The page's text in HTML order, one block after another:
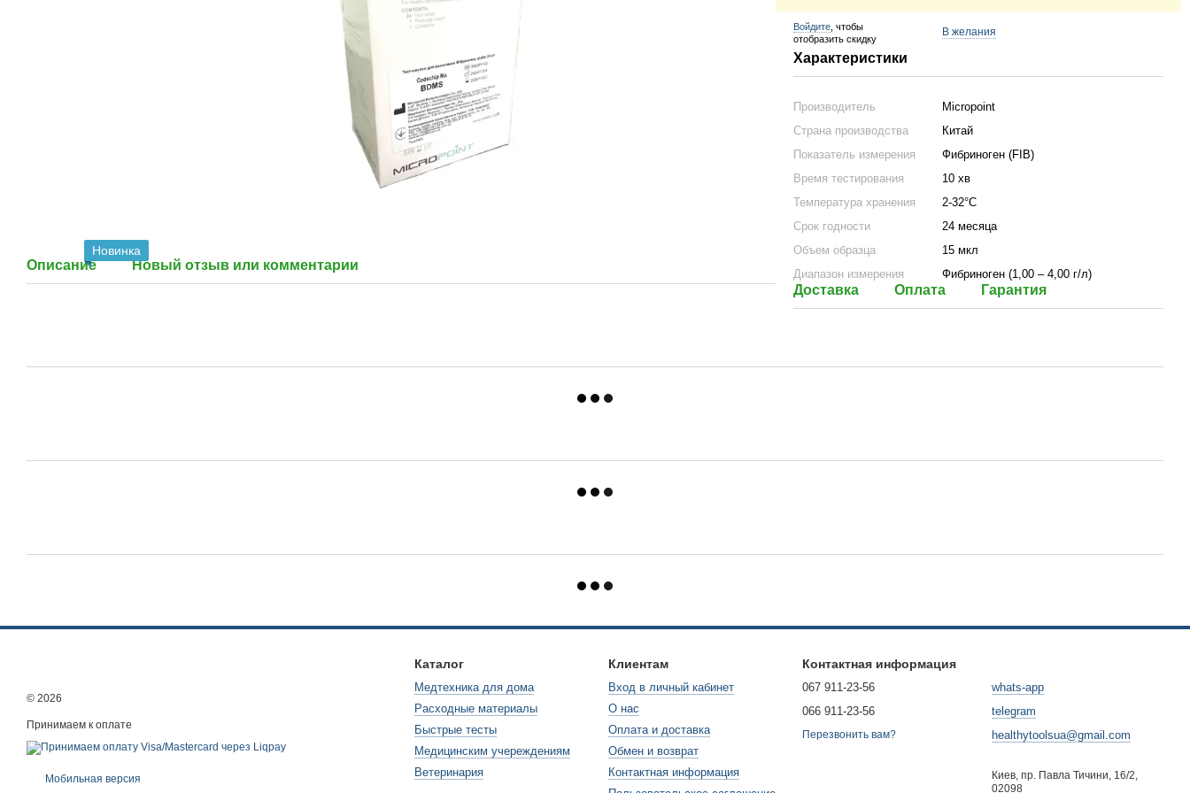
Новинка
Описание Новый отзыв или комментарий
Войдите , чтобы
отобразить скидку
В желания
Характеристики
Производитель
Micropoint
Страна производства
Китай
Показатель измерения
Фибриноген (FIB)
Время тестирования
10 хв
Температура хранения
2-32°C
Срок годности
24 месяца
Объем образца
15 мкл
Диапазон измерения
Фибриноген (1,00 – 4,00 г/л)
Доставка Оплата Гарантия
© 2026
Принимаем к оплате
Мобильная версия
Каталог
Медтехника для дома
Расходные материалы
Быстрые тесты
Медицинским учереждениям
Ветеринария
Клиентам
Вход в личный кабинет
О нас
Оплата и доставка
Обмен и возврат
Контактная информация
Контактная информация
067 911-23-56
066 911-23-56
Перезвонить вам?
whats-app
telegram
healthytoolsua@gmail.com
Киев, пр. Павла Тичини, 16/2,
02098